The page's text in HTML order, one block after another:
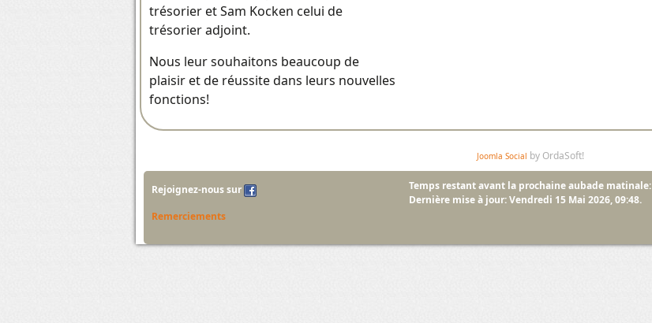
trésorier et Sam Kocken celui de
trésorier adjoint.
Nous leur souhaitons beaucoup de
plaisir et de réussite dans leurs nouvelles
fonctions!
Joomla Social by OrdaSoft!
Rejoignez-nous sur
Remerciements
Temps restant avant la prochaine aubade matinale:
Dernière mise à jour: Vendredi 15 Mai 2026, 09:48.